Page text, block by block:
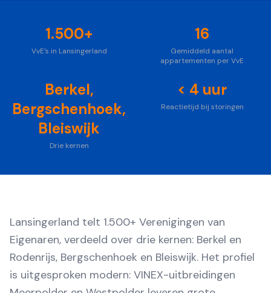
1.500+
VvE's in Lansingerland
16
Gemiddeld aantal
appartementen per VvE
Berkel,
Bergschenhoek,
Bleiswijk
Drie kernen
< 4 uur
Reactietijd bij storingen
Lansingerland telt 1.500+ Verenigingen van
Eigenaren, verdeeld over drie kernen: Berkel en
Rodenrijs, Bergschenhoek en Bleiswijk. Het profiel
is uitgesproken modern: VINEX-uitbreidingen